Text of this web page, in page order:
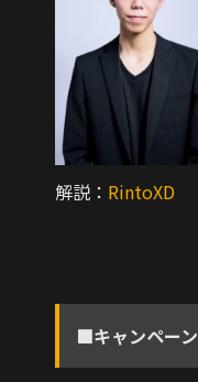
解説： RintoXD
■キャンペーン